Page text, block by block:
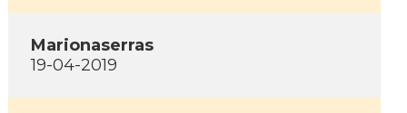
Marionaserras
19-04-2019